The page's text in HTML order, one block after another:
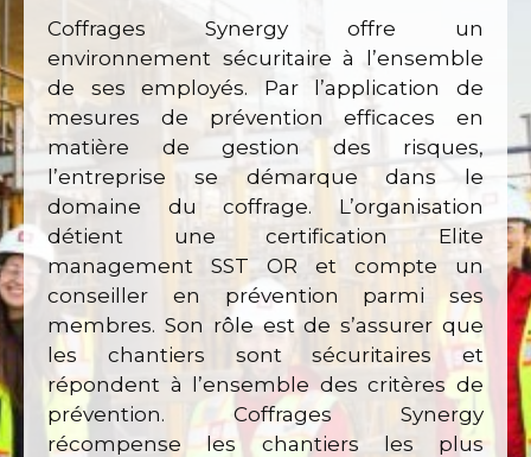
Coffrages Synergy offre un
environnement sécuritaire à l’ensemble
de ses employés. Par l’application de
mesures de prévention efficaces en
matière de gestion des risques,
l’entreprise se démarque dans le
domaine du coffrage. L’organisation
détient une certification Elite
management SST OR et compte un
conseiller en prévention parmi ses
membres. Son rôle est de s’assurer que
les chantiers sont sécuritaires et
répondent à l’ensemble des critères de
prévention. Coffrages Synergy
récompense les chantiers les plus